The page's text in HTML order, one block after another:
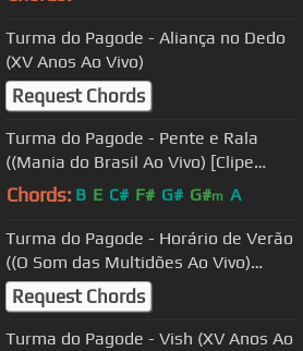
Turma do Pagode - Aliança no Dedo
(XV Anos Ao Vivo)
Request Chords
Turma do Pagode - Pente e Rala
((Mania do Brasil Ao Vivo) [Clipe
Oficial])
Chords: B E C# F# G# G#m A
Turma do Pagode - Horário de Verão
((O Som das Multidões Ao Vivo)
[Clipe Oficial])
Request Chords
Turma do Pagode - Vish (XV Anos Ao